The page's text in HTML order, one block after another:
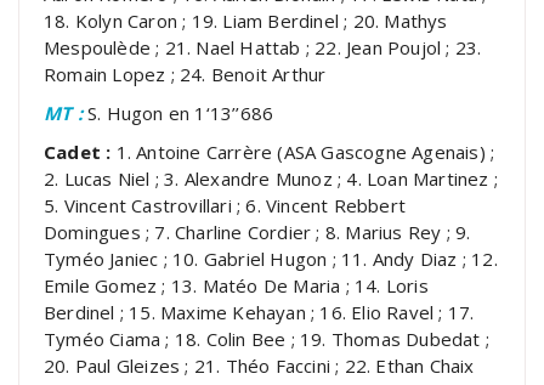
18. Kolyn Caron ; 19. Liam Berdinel ; 20. Mathys
Mespoulède ; 21. Nael Hattab ; 22. Jean Poujol ; 23.
Romain Lopez ; 24. Benoit Arthur
MT :S. Hugon en 1‘13’’686
Cadet : 1. Antoine Carrère (ASA Gascogne Agenais) ;
2. Lucas Niel ; 3. Alexandre Munoz ; 4. Loan Martinez ;
5. Vincent Castrovillari ; 6. Vincent Rebbert
Domingues ; 7. Charline Cordier ; 8. Marius Rey ; 9.
Tyméo Janiec ; 10. Gabriel Hugon ; 11. Andy Diaz ; 12.
Emile Gomez ; 13. Matéo De Maria ; 14. Loris
Berdinel ; 15. Maxime Kehayan ; 16. Elio Ravel ; 17.
Tyméo Ciama ; 18. Colin Bee ; 19. Thomas Dubedat ;
20. Paul Gleizes ; 21. Théo Faccini ; 22. Ethan Chaix